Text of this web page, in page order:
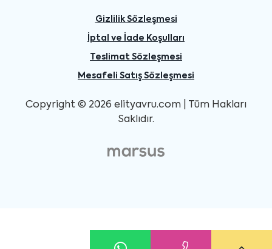
Gizlilik Sözleşmesi
İptal ve İade Koşulları
Teslimat Sözleşmesi
Mesafeli Satış Sözleşmesi
Copyright © 2026 elityavru.com | Tüm Hakları
Saklıdır.